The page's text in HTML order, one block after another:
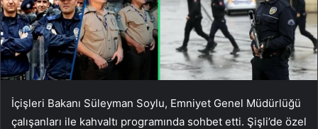
İçişleri Bakanı Süleyman Soylu, Emniyet Genel Müdürlüğü
çalışanları ile kahvaltı programında sohbet etti. Şişli’de özel